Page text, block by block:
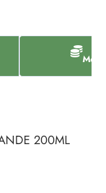
200ML